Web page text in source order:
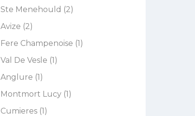
Ste Menehould (2)
Avize (2)
Fere Champenoise (1)
Val De Vesle (1)
Anglure (1)
Montmort Lucy (1)
Cumieres (1)